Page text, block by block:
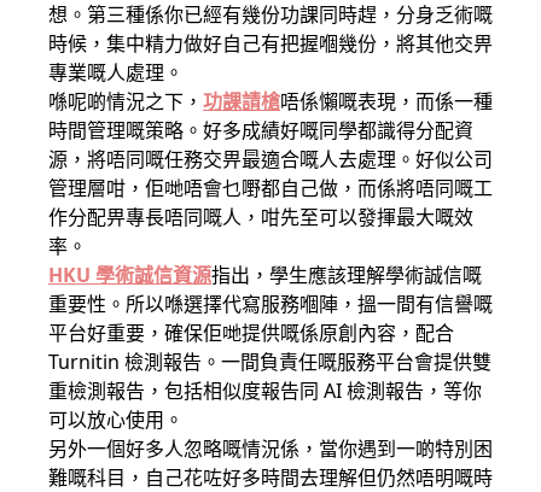
想。第三種係你已經有幾份功課同時趕，分身乏術嘅
時候，集中精力做好自己有把握嗰幾份，將其他交畀
專業嘅人處理。
喺呢啲情況之下， 功課請槍唔係懶嘅表現，而係一種
時間管理嘅策略。好多成績好嘅同學都識得分配資
源，將唔同嘅任務交畀最適合嘅人去處理。好似公司
管理層咁，佢哋唔會乜嘢都自己做，而係將唔同嘅工
作分配畀專長唔同嘅人，咁先至可以發揮最大嘅效
率。
HKU 學術誠信資源指出，學生應該理解學術誠信嘅
重要性。所以喺選擇代寫服務嗰陣，搵一間有信譽嘅
平台好重要，確保佢哋提供嘅係原創內容，配合
Turnitin 檢測報告。一間負責任嘅服務平台會提供雙
重檢測報告，包括相似度報告同 AI 檢測報告，等你
可以放心使用。
另外一個好多人忽略嘅情況係，當你遇到一啲特別困
難嘅科目，自己花咗好多時間去理解但仍然唔明嘅時